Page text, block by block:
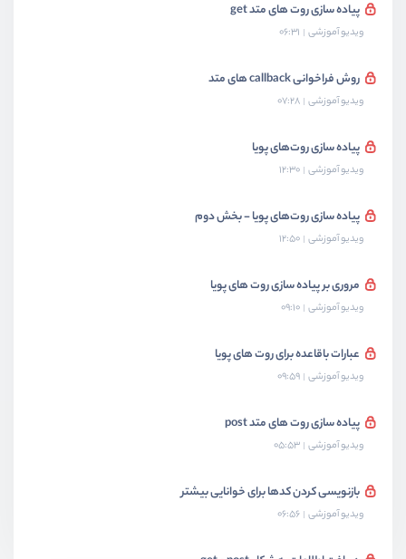
پیاده سازی روت های متد get
ویدیو آموزشی 06:31
روش فراخوانی callback های متد
ویدیو آموزشی 07:28
پیاده سازی روت‌های پویا
ویدیو آموزشی 12:30
پیاده سازی روت‌های پویا - بخش دوم
ویدیو آموزشی 12:50
مروری بر پیاده سازی روت های پویا
ویدیو آموزشی 09:10
عبارات باقاعده برای روت های پویا
ویدیو آموزشی 09:59
پیاده سازی روت های متد post
ویدیو آموزشی 05:53
بازنویسی کردن کدها برای خوانایی بیشتر
ویدیو آموزشی 06:56